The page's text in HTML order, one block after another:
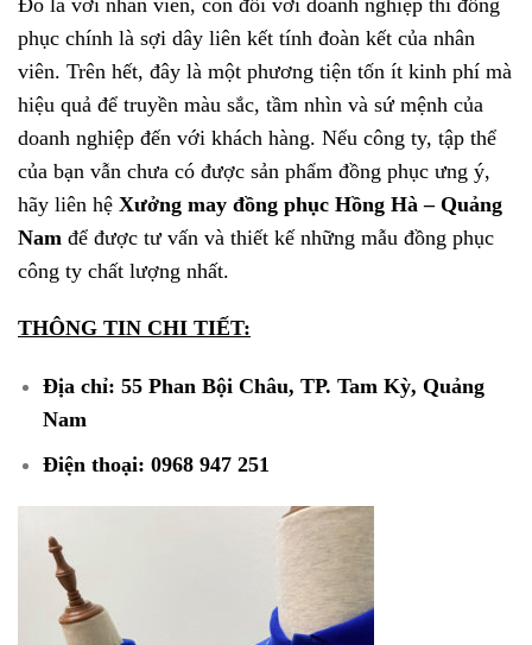
phục chính là sợi dây liên kết tính đoàn kết của nhân
viên. Trên hết, đây là một phương tiện tốn ít kinh phí mà
hiệu quả để truyền màu sắc, tầm nhìn và sứ mệnh của
doanh nghiệp đến với khách hàng. Nếu công ty, tập thể
của bạn vẫn chưa có được sản phẩm đồng phục ưng ý,
hãy liên hệ Xưởng may đồng phục Hồng Hà – Quảng
Nam để được tư vấn và thiết kế những mẫu đồng phục
công ty chất lượng nhất.
THÔNG TIN CHI TIẾT:
Địa chỉ: 55 Phan Bội Châu, TP. Tam Kỳ, Quảng
Nam
Điện thoại: 0968 947 251